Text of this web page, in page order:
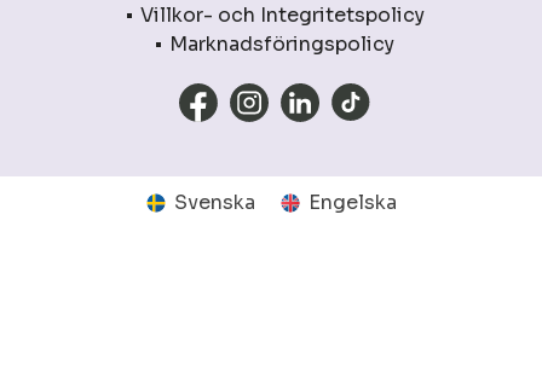
Villkor- och Integritetspolicy
Marknadsföringspolicy
Svenska Engelska